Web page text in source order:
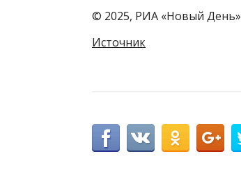
© 2025, РИА «Новый День»
Источник